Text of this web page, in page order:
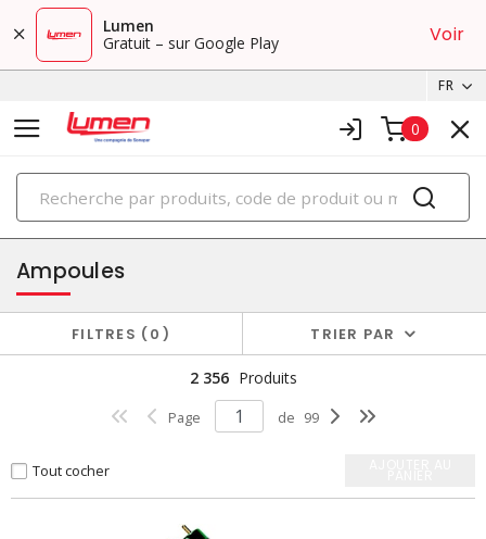
Lumen
Gratuit – sur Google Play
Voir
FR
0
PRODUITS
éclairage
Ampoules
FILTRES 0 TRIER PAR
2 356 Produits
Page de 99
Tout cocher